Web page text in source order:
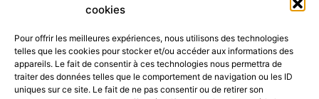
cookies
Pour offrir les meilleures expériences, nous utilisons des technologies
telles que les cookies pour stocker et/ou accéder aux informations des
appareils. Le fait de consentir à ces technologies nous permettra de
traiter des données telles que le comportement de navigation ou les ID
uniques sur ce site. Le fait de ne pas consentir ou de retirer son